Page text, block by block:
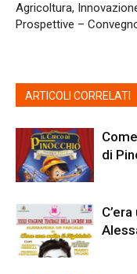
Agricoltura,
Prospettive –
ARTICOLI CORRELATI
di